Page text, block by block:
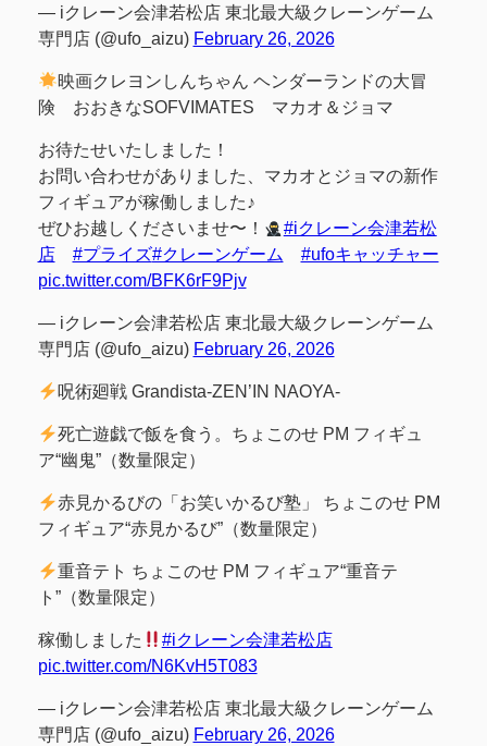
— iクレーン会津若松店 東北最大級クレーンゲーム
専門店 (@ufo_aizu) February 26, 2026
映画クレヨンしんちゃん ヘンダーランドの大冒
険 おおきなSOFVIMATES マカオ＆ジョマ
お待たせいたしました！
お問い合わせがありました、マカオとジョマの新作
フィギュアが稼働しました♪
ぜひお越しくださいませ〜！
#iクレーン会津若松
店
#プライズ#クレーンゲーム
#ufoキャッチャー
pic.twitter.com/BFK6rF9Pjv
— iクレーン会津若松店 東北最大級クレーンゲーム
専門店 (@ufo_aizu) February 26, 2026
呪術廻戦 Grandista-ZEN’IN NAOYA-
死亡遊戯で飯を食う。ちょこのせ PM フィギュ
ア“幽鬼”（数量限定）
赤見かるびの「お笑いかるび塾」 ちょこのせ PM
フィギュア“赤見かるび”（数量限定）
重音テト ちょこのせ PM フィギュア“重音テ
ト”（数量限定）
稼働しました
#iクレーン会津若松店
pic.twitter.com/N6KvH5T083
— iクレーン会津若松店 東北最大級クレーンゲーム
専門店 (@ufo_aizu) February 26, 2026